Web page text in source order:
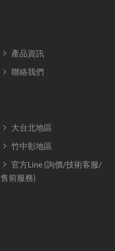
產品資訊
聯絡我們
大台北地區
竹中彰地區
官方Line (詢價/技術客服/
售前服務)